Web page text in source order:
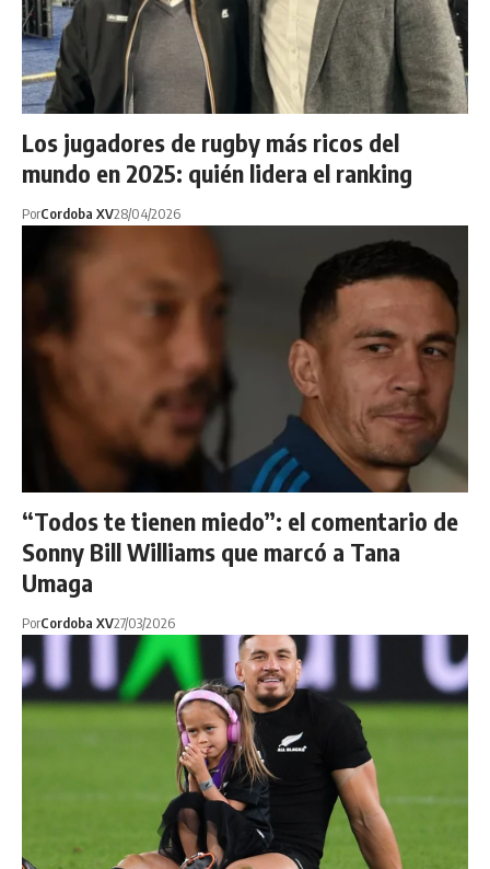
Los jugadores de rugby más ricos del
mundo en 2025: quién lidera el ranking
PorCordoba XV28/04/2026
“Todos te tienen miedo”: el comentario de
Sonny Bill Williams que marcó a Tana
Umaga
PorCordoba XV27/03/2026